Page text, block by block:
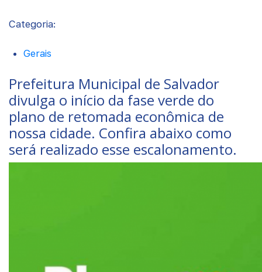
Categoria:
Gerais
Prefeitura Municipal de Salvador
divulga o início da fase verde do
plano de retomada econômica de
nossa cidade. Confira abaixo como
será realizado esse escalonamento.